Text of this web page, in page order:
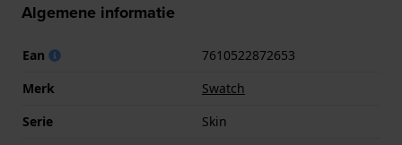
Algemene informatie
Ean
7610522872653
Merk
Swatch
Serie
Skin